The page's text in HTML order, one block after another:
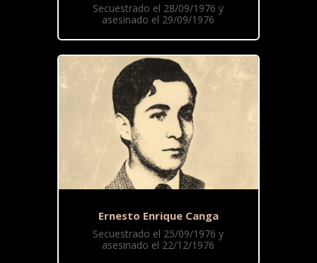
Secuestrado el 28/09/1976 y
asesinado el 29/09/1976
Ernesto Enrique Canga
Secuestrado el 25/09/1976 y
asesinado el 22/12/1976